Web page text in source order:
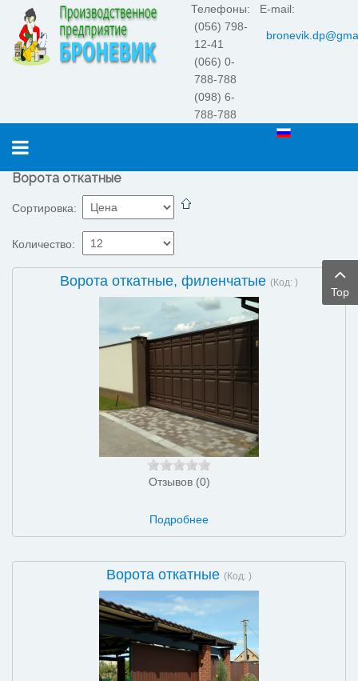
Телефоны:
E-mail:
(056) 798-
12-41
(066) 0-
788-788
(098) 6-
788-788
Ворота откатные
Сортировка:
Количество:
Ворота откатные, филенчатые (Код: )
Отзывов (0)
Подробнее
Ворота откатные (Код: )
Top